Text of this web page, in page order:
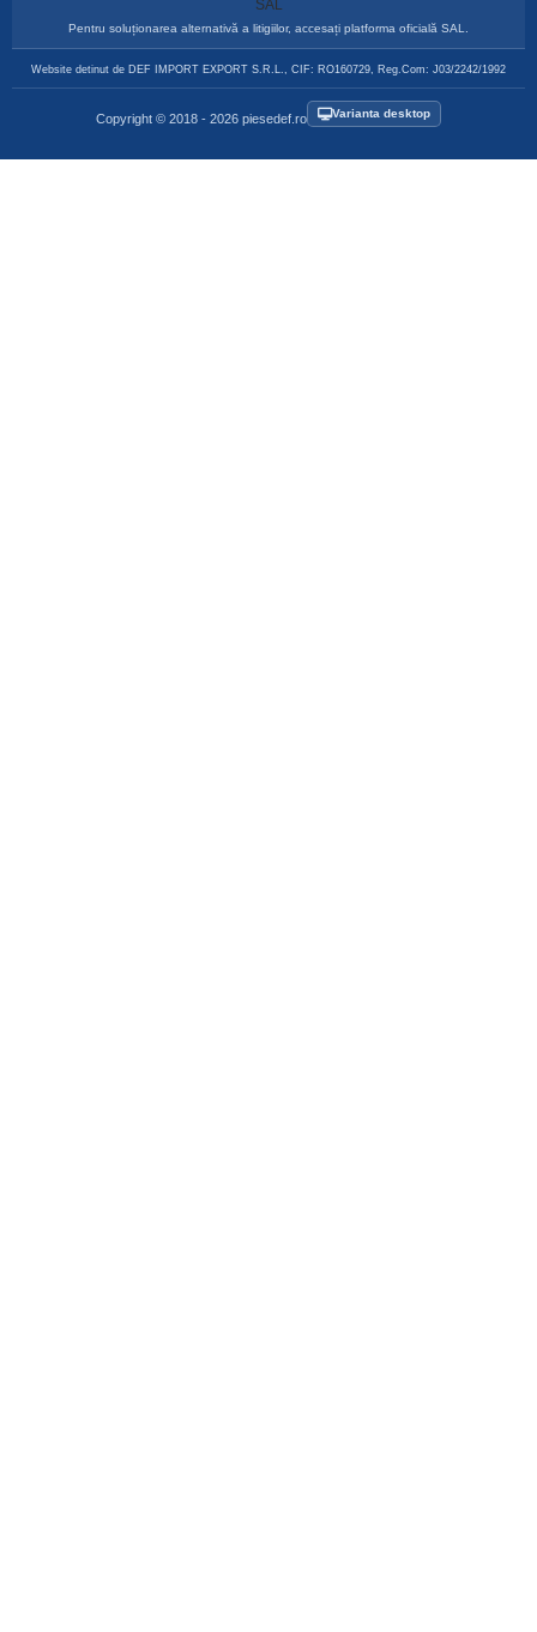
Pentru soluționarea alternativă a litigiilor, accesați platforma oficială SAL.
Website detinut de DEF IMPORT EXPORT S.R.L., CIF: RO160729, Reg.Com: J03/2242/1992
Copyright © 2018 - 2026 piesedef.ro Varianta desktop